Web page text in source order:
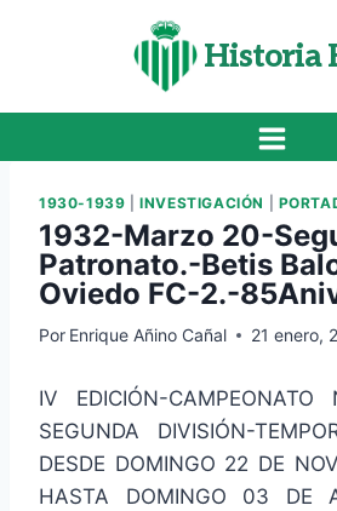
Historia
1930-1939 |INVESTIGACIÓN
1932-Marzo 20-
Patronato.-Betis
Oviedo FC-2.-
Por Enrique Añino Cañal 21 enero,
IV EDICIÓN-CAMPEONATO
SEGUNDA DIVISIÓN-
DESDE DOMINGO 22 DE
HASTA DOMINGO 03 DE